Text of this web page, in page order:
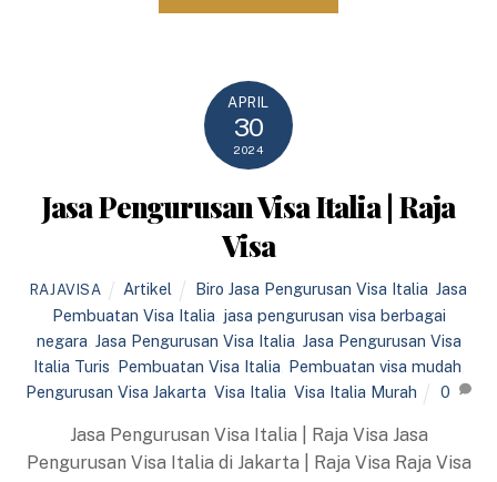
APRIL
30
2024
Jasa Pengurusan Visa Italia | Raja
Visa
RAJAVISA Artikel Biro Jasa Pengurusan Visa Italia ,Jasa
Pembuatan Visa Italia jasa pengurusan visa berbagai
negara Jasa Pengurusan Visa Italia Jasa Pengurusan Visa
Italia Turis Pembuatan Visa Italia Pembuatan visa mudah
Pengurusan Visa Jakarta Visa Italia Visa Italia Murah 0
Jasa Pengurusan Visa Italia | Raja Visa Jasa
Pengurusan Visa Italia di Jakarta | Raja Visa Raja Visa